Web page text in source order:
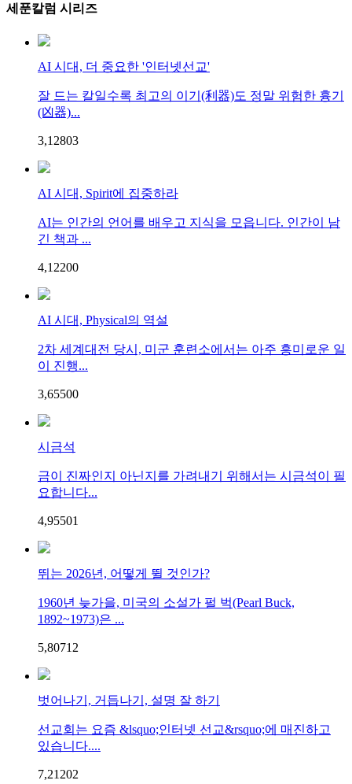
세푼칼럼 시리즈
AI 시대, 더 중요한 '인터넷선교'
잘 드는 칼일수록 최고의 이기(利器)도 정말 위험한 흉기
(凶器)...
3,12803
AI 시대, Spirit에 집중하라
AI는 인간의 언어를 배우고 지식을 모읍니다. 인간이 남
긴 책과 ...
4,12200
AI 시대, Physical의 역설
2차 세계대전 당시, 미군 훈련소에서는 아주 흥미로운 일
이 진행...
3,65500
시금석
금이 진짜인지 아닌지를 가려내기 위해서는 시금석이 필
요합니다...
4,95501
뛰는 2026년, 어떻게 뛸 것인가?
1960년 늦가을, 미국의 소설가 펄 벅(Pearl Buck,
1892~1973)은 ...
5,8071 2
벗어나기, 거듭나기, 설명 잘 하기
선교회는 요즘 &lsquo;인터넷 선교&rsquo;에 매진하고
있습니다....
7,21202